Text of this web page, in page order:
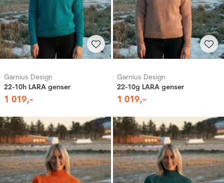
Garnius Design
22-10h LARA genser
1 019,-
Garnius Design
22-10g LARA genser
1 019,-